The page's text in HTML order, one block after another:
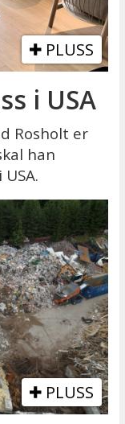
PLUSS
i USA
Rosholt er
han
PLUSS